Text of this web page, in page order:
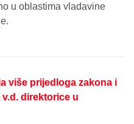
u oblastima vladavine
više prijedloga zakona i
direktorice u